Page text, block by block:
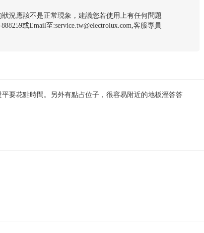
況應該不是正常現象，建議您若使用上有任何問題
或Email至:service.tw@electrolux.com,客服專員
要花點時間。另外有點占位子，很容易附近的地板溼答答